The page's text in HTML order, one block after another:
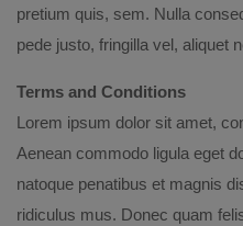
pretium quis, sem. Nulla
pede justo, fringilla vel, aliquet
Terms and Conditions
Lorem ipsum dolor sit amet,
Aenean commodo ligula eget
natoque penatibus et magnis
ridiculus mus. Donec quam